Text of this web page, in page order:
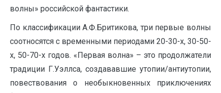
волны» российской фантастики.
По классификации А.Ф.Бритикова, три первые волны
соотносятся с временными периодами 20-30-х, 30-50-
х, 50-70-х годов. «Первая волна» – это продолжатели
традиции Г.Уэллса, создававшие утопии/антиутопии,
повествования о необыкновенных приключениях